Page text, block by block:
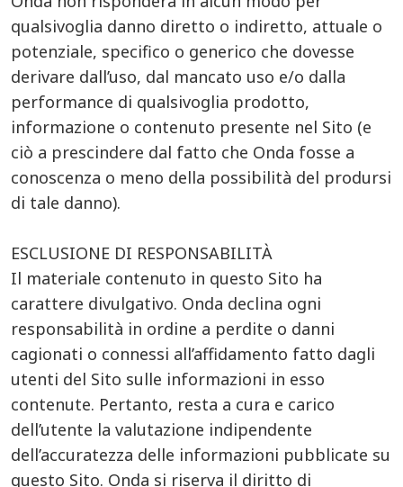
qualsivoglia danno diretto o indiretto, attuale o
potenziale, specifico o generico che dovesse
derivare dall’uso, dal mancato uso e/o dalla
performance di qualsivoglia prodotto,
informazione o contenuto presente nel Sito (e
ciò a prescindere dal fatto che Onda fosse a
conoscenza o meno della possibilità del prodursi
di tale danno).
ESCLUSIONE DI RESPONSABILITÀ
Il materiale contenuto in questo Sito ha
carattere divulgativo. Onda declina ogni
responsabilità in ordine a perdite o danni
cagionati o connessi all’affidamento fatto dagli
utenti del Sito sulle informazioni in esso
contenute. Pertanto, resta a cura e carico
dell’utente la valutazione indipendente
dell’accuratezza delle informazioni pubblicate su
questo Sito. Onda si riserva il diritto di